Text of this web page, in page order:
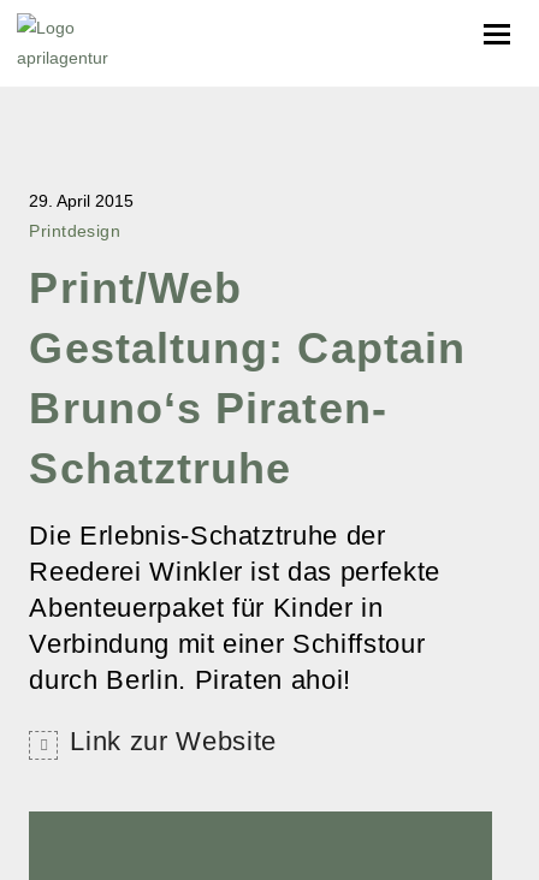
29. April 2015
Printdesign
Print/Web
Gestaltung: Captain
Bruno‘s Piraten-
Schatztruhe
Die Erlebnis-Schatztruhe der
Reederei Winkler ist das perfekte
Abenteuerpaket für Kinder in
Verbindung mit einer Schiffstour
durch Berlin. Piraten ahoi!
Link zur Website